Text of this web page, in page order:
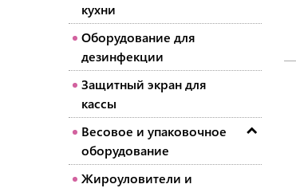
кухни
Оборудование для
дезинфекции
Защитный экран для
кассы
Весовое и упаковочное
оборудование
Жироуловители и